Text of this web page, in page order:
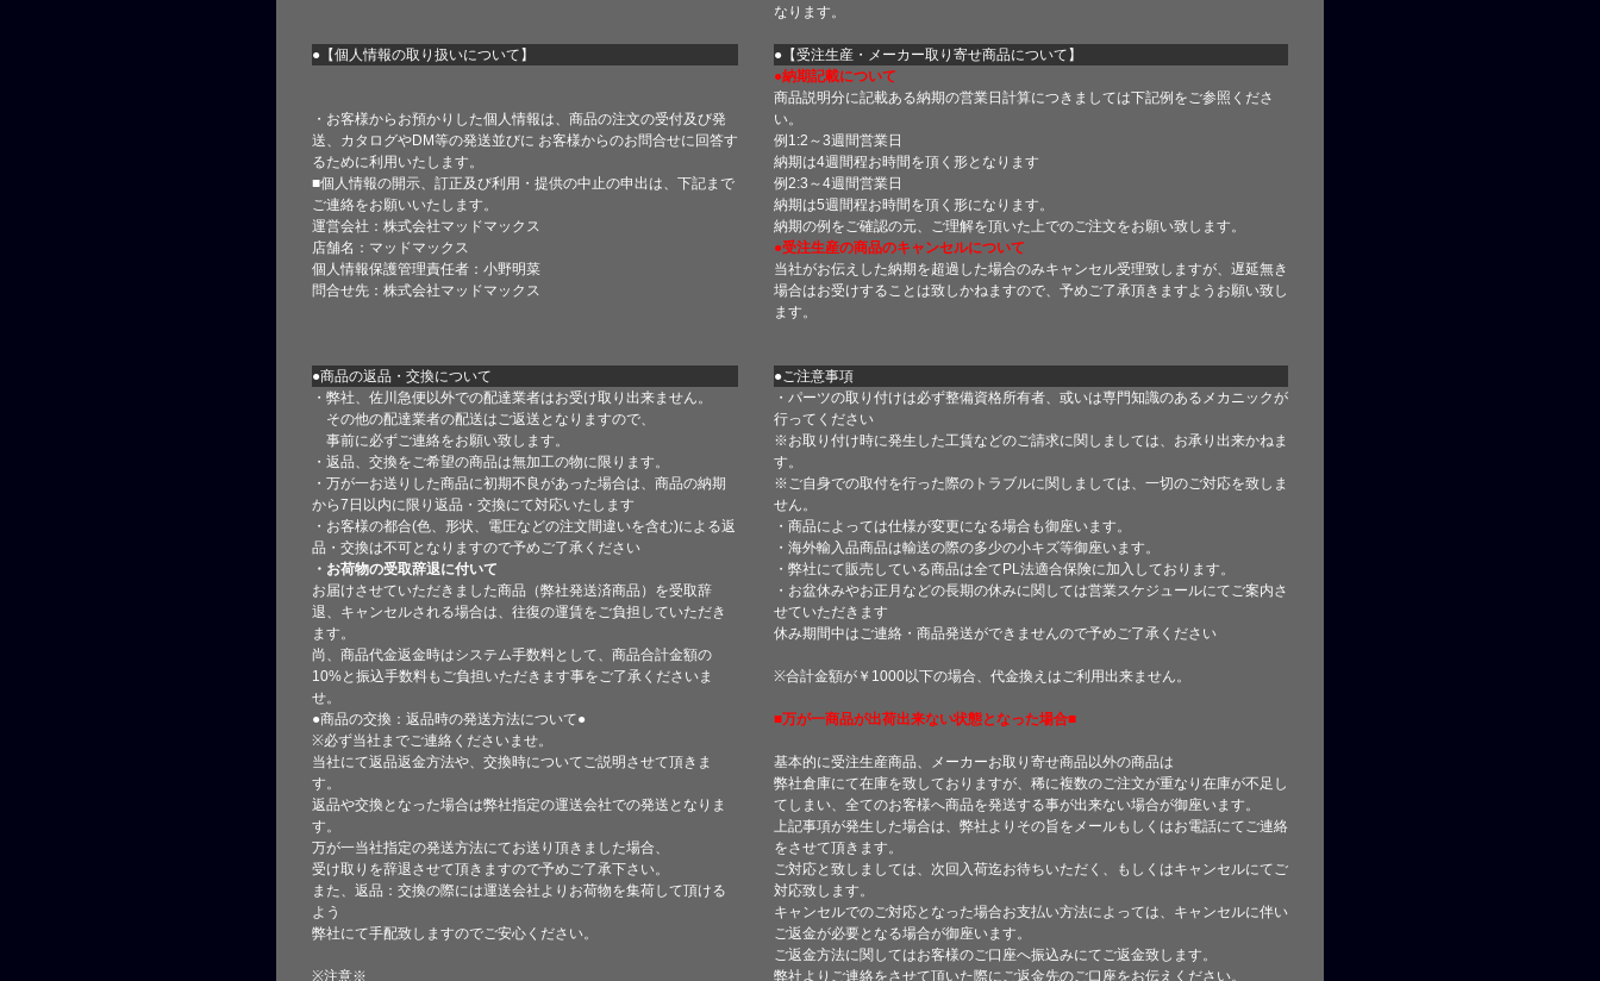
なります。
●【個人情報の取り扱いについて】 ●【受注生産・メーカー取り寄せ商品について】
・お客様からお預かりした個人情報は、商品の注文の受付及び発
送、カタログやDM等の発送並びに お客様からのお問合せに回答す
るために利用いたします。
■個人情報の開示、訂正及び利用・提供の中止の申出は、下記まで
ご連絡をお願いいたします。
運営会社：株式会社マッドマックス
店舗名：マッドマックス
個人情報保護管理責任者：小野明菜
問合せ先：株式会社マッドマックス
●納期記載について
商品説明分に記載ある納期の営業日計算につきましては下記例をご参照くださ
い。
例1:2～3週間営業日
納期は4週間程お時間を頂く形となります
例2:3～4週間営業日
納期は5週間程お時間を頂く形になります。
納期の例をご確認の元、ご理解を頂いた上でのご注文をお願い致します。
●受注生産の商品のキャンセルについて
当社がお伝えした納期を超過した場合のみキャンセル受理致しますが、遅延無き
場合はお受けすることは致しかねますので、予めご了承頂きますようお願い致し
ます。
●商品の返品・交換について
●ご注意事項
・弊社、佐川急便以外での配達業者はお受け取り出来ません。
その他の配達業者の配送はご返送となりますので、
事前に必ずご連絡をお願い致します。
・返品、交換をご希望の商品は無加工の物に限ります。
・万が一お送りした商品に初期不良があった場合は、商品の納期
から7日以内に限り返品・交換にて対応いたします
・お客様の都合(色、形状、電圧などの注文間違いを含む)による返
品・交換は不可となりますので予めご了承ください
・お荷物の受取辞退に付いて
お届けさせていただきました商品（弊社発送済商品）を受取辞
退、キャンセルされる場合は、往復の運賃をご負担していただき
ます。
尚、商品代金返金時はシステム手数料として、商品合計金額の
10%と振込手数料もご負担いただきます事をご了承くださいま
せ。
●商品の交換：返品時の発送方法について●
※必ず当社までご連絡くださいませ。
当社にて返品返金方法や、交換時についてご説明させて頂きま
す。
返品や交換となった場合は弊社指定の運送会社での発送となりま
す。
万が一当社指定の発送方法にてお送り頂きました場合、
受け取りを辞退させて頂きますので予めご了承下さい。
また、返品：交換の際には運送会社よりお荷物を集荷して頂ける
よう
弊社にて手配致しますのでご安心ください。
※注意※
・パーツの取り付けは必ず整備資格所有者、或いは専門知識のあるメカニックが
行ってください
※お取り付け時に発生した工賃などのご請求に関しましては、お承り出来かねま
す。
※ご自身での取付を行った際のトラブルに関しましては、一切のご対応を致しま
せん。
・商品によっては仕様が変更になる場合も御座います。
・海外輸入品商品は輸送の際の多少の小キズ等御座います。
・弊社にて販売している商品は全てPL法適合保険に加入しております。
・お盆休みやお正月などの長期の休みに関しては営業スケジュールにてご案内さ
せていただきます
休み期間中はご連絡・商品発送ができませんので予めご了承ください
※合計金額が￥1000以下の場合、代金換えはご利用出来ません。
■万が一商品が出荷出来ない状態となった場合■
基本的に受注生産商品、メーカーお取り寄せ商品以外の商品は
弊社倉庫にて在庫を致しておりますが、稀に複数のご注文が重なり在庫が不足し
てしまい、全てのお客様へ商品を発送する事が出来ない場合が御座います。
上記事項が発生した場合は、弊社よりその旨をメールもしくはお電話にてご連絡
をさせて頂きます。
ご対応と致しましては、次回入荷迄お待ちいただく、もしくはキャンセルにてご
対応致します。
キャンセルでのご対応となった場合お支払い方法によっては、キャンセルに伴い
ご返金が必要となる場合が御座います。
ご返金方法に関してはお客様のご口座へ振込みにてご返金致します。
弊社よりご連絡をさせて頂いた際にご返金先のご口座をお伝えください。